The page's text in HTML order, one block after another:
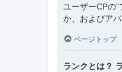
ユーザーCPの
か、およびア
ページトップ
ランクとは？